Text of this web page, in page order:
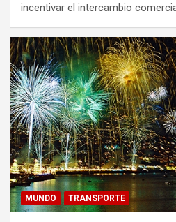
incentivar el intercambio
MUNDO TRANSPORTE